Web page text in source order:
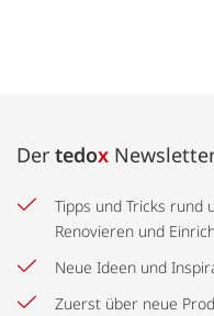
Der tedox
Tipps und Tricks rund
Renovieren und
Neue Ideen und
Zuerst über neue